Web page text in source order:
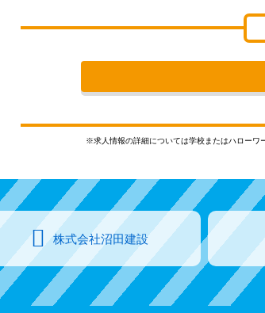
※求人情報の詳細については学校またはハロー
株式会社沼田建設